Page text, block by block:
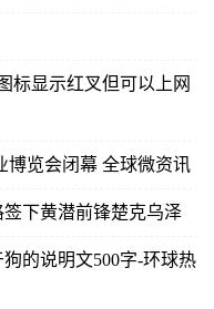
标显示红叉但可以上网
博览会闭幕 全球微资讯
下黄潜前锋楚克乌泽
的说明文500字-环球热